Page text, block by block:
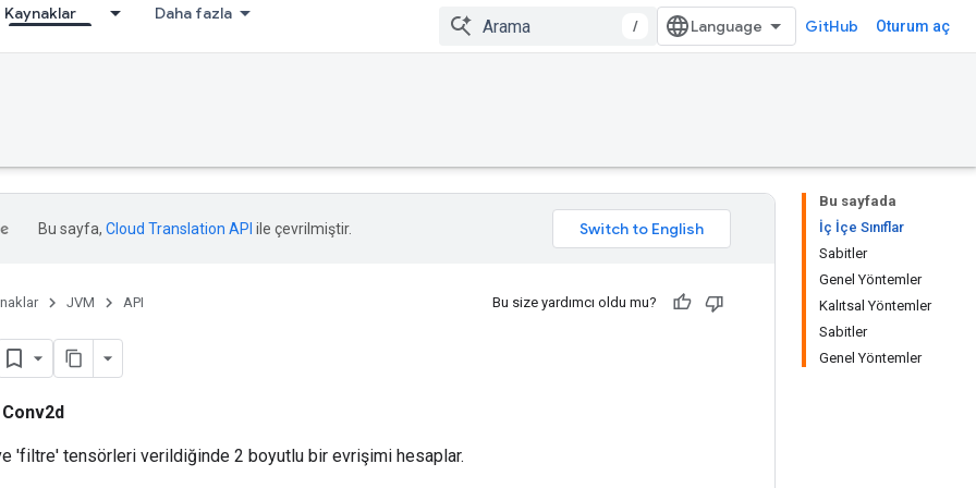
Kaynaklar Daha fazla
/ GitHub Oturum aç
Bu sayfada
İç İçe Sınıflar
Sabitler
Genel Yöntemler
Kalıtsal Yöntemler
Sabitler
Genel Yöntemler
Bu sayfa, Cloud Translation API ile çevrilmiştir.
JVM API Bu size yardımcı oldu mu?
Conv2d
'filtre' tensörleri verildiğinde 2 boyutlu bir evrişimi hesaplar.